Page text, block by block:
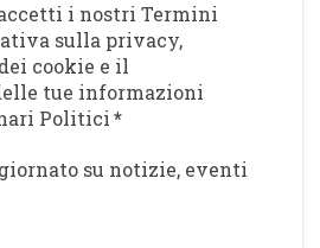
i nostri Termini
sulla privacy,
cookie e il
tue informazioni
Politici*
su notizie, eventi